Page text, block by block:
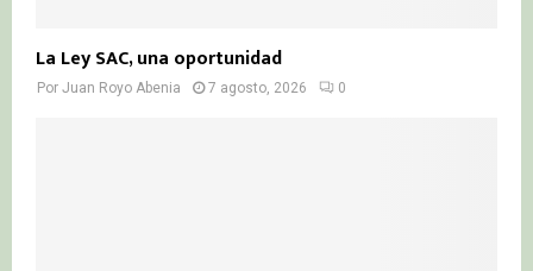
La Ley SAC, una oportunidad
Por Juan Royo Abenia 7 agosto, 2026 0